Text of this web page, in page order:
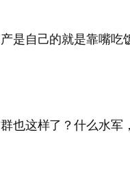
是自己的就是靠嘴吃
也这样了？什么水军